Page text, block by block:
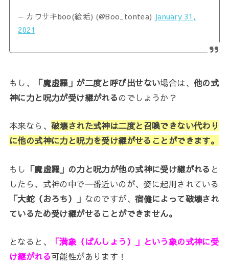
— カワサキboo(絵垢) (@Boo_tontea) January 31,
2021
もし、 「魔虚羅」が二度と呼び出せない場合は、 他の式
神に力と呪力が受け継がれるのでしょうか？
本来なら、 破壊された式神は二度と召喚できない代わり
に他の式神に力と呪力を受け継がせることができます。
もし 「魔虚羅」の力と呪力が他の式神に受け継がれる と
したら、式神の中で一番近いのが、姿に起用されている
「大蛇（おろち）」 なのですが、宿儺によって破壊され
ているため受け継がせることができません。
となると、
「満象（ばんしょう）」という象の式神に受
け継がれる可能性があります！